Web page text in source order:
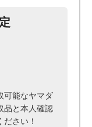
可能なヤマダ
品と本人確認
ださい！